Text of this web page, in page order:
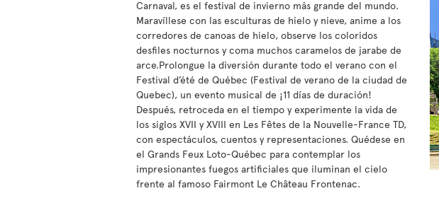
Carnaval, es el festival de invierno más grande del mundo.
Maravíllese con las esculturas de hielo y nieve, anime a los
corredores de canoas de hielo, observe los coloridos
desfiles nocturnos y coma muchos caramelos de jarabe de
arce.Prolongue la diversión durante todo el verano con el
Festival d’été de Québec (Festival de verano de la ciudad de
Quebec), un evento musical de ¡11 días de duración!
Después, retroceda en el tiempo y experimente la vida de
los siglos XVII y XVIII en Les Fêtes de la Nouvelle-France TD,
con espectáculos, cuentos y representaciones. Quédese en
el Grands Feux Loto-Québec para contemplar los
impresionantes fuegos artificiales que iluminan el cielo
frente al famoso Fairmont Le Château Frontenac.